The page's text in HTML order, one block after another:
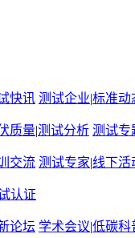
快讯 测试企业|标准动
质量|测试分析 测试专
交流 测试专家|线下活
认证
论坛 学术会议|低碳科